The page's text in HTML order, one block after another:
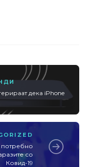
дека iPhone
потребно
со
Ковид-19